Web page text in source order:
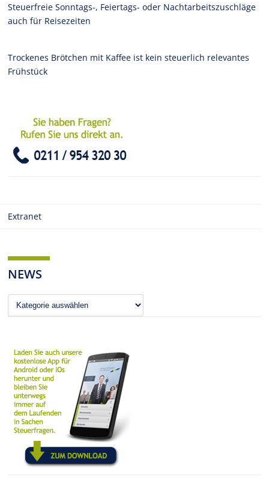
Steuerfreie Sonntags-, Feiertags- oder Nachtarbeitszuschläge
auch für Reisezeiten
Trockenes Brötchen mit Kaffee ist kein steuerlich relevantes
Frühstück
Extranet
NEWS
News